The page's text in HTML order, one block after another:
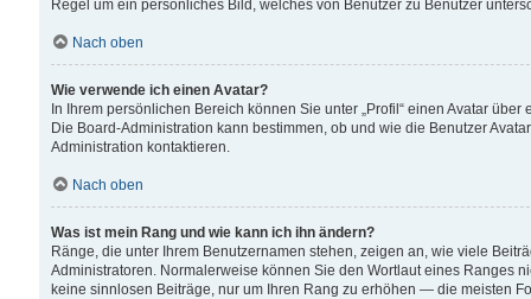
Regel um ein persönliches Bild, welches von Benutzer zu Benutzer
Nach oben
Wie verwende ich einen Avatar?
In Ihrem persönlichen Bereich können Sie unter „Profil“ einen Avatar
Die Board-Administration kann bestimmen, ob und wie die Benutzer
Administration kontaktieren.
Nach oben
Was ist mein Rang und wie kann ich ihn ändern?
Ränge, die unter Ihrem Benutzernamen stehen, zeigen an, wie viele
Administratoren. Normalerweise können Sie den Wortlaut eines Ranges
keine sinnlosen Beiträge, nur um Ihren Rang zu erhöhen — die meisten